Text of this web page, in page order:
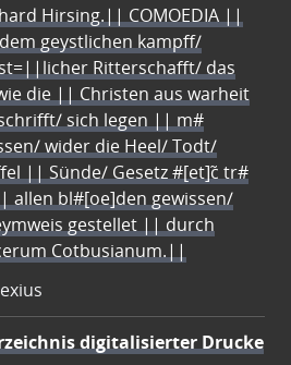
Hirsing.|| COMOEDIA ||
geystlichen kampff/
Ritterschafft/ das
die || Christen aus warheit
sich legen || m#
wider die Heel/ Todt/
|| Sünde/ Gesetz #[et]c̃ tr#
allen bl#[oe]den gewissen/
gestellet || durch
Cotbusianum.||
digitalisierter Drucke